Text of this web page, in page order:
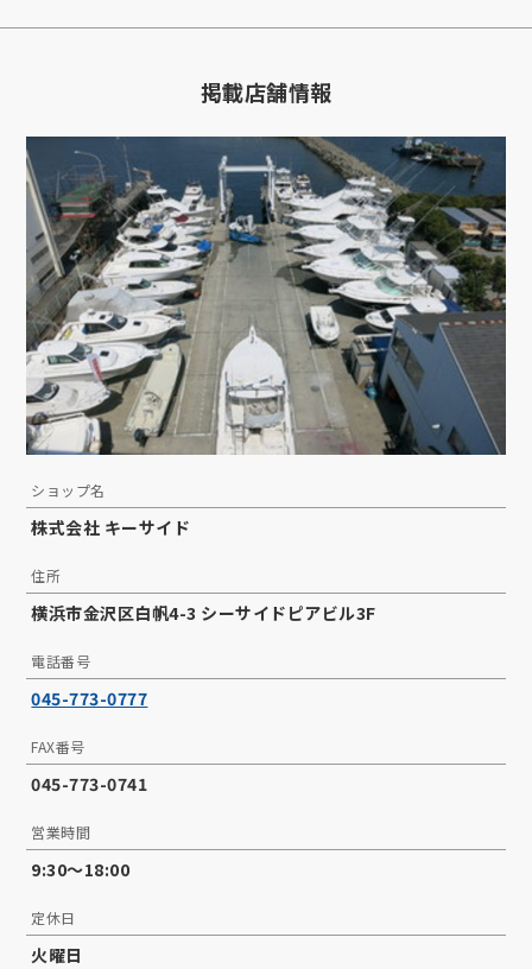
掲載店舗情報
ショップ名
株式会社 キーサイド
住所
横浜市金沢区白帆4-3 シーサイドピアビル3F
電話番号
045-773-0777
FAX番号
045-773-0741
営業時間
9:30～18:00
定休日
火曜日